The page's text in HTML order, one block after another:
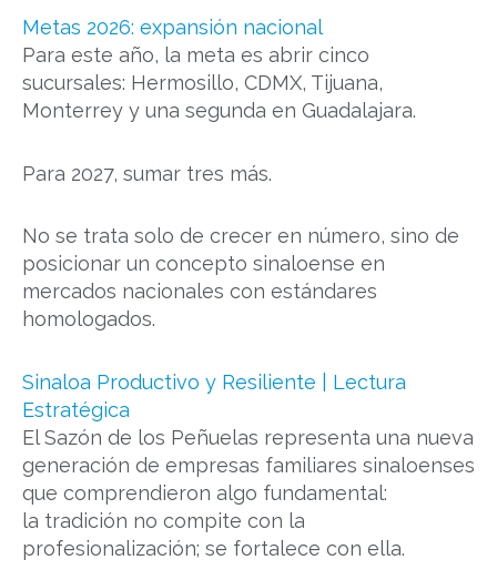
Metas 2026: expansión nacional
Para este año, la meta es abrir cinco
sucursales: Hermosillo, CDMX, Tijuana,
Monterrey y una segunda en Guadalajara.
Para 2027, sumar tres más.
No se trata solo de crecer en número, sino de
posicionar un concepto sinaloense en
mercados nacionales con estándares
homologados.
Sinaloa Productivo y Resiliente | Lectura
Estratégica
El Sazón de los Peñuelas representa una nueva
generación de empresas familiares sinaloenses
que comprendieron algo fundamental:
la tradición no compite con la
profesionalización; se fortalece con ella.